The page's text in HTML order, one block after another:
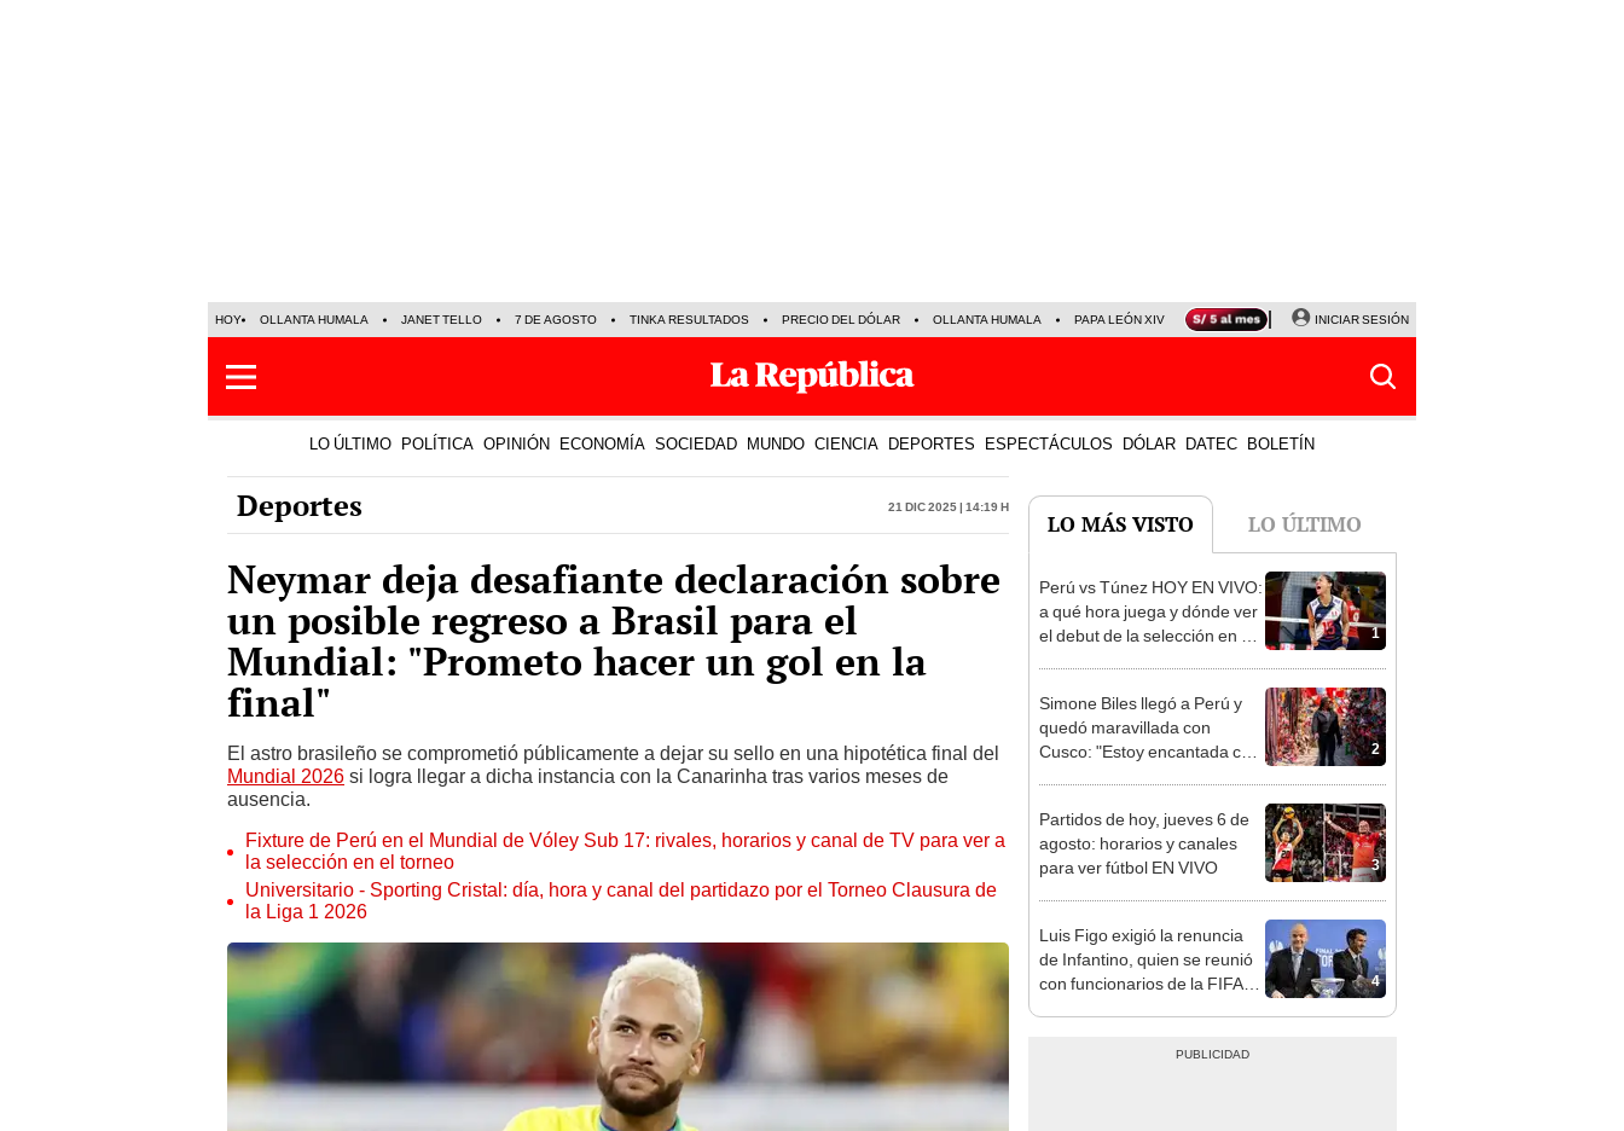
HOY OLLANTA HUMALA JANET TELLO 7 DE AGOSTO TINKA RESULTADOS PRECIO DEL DÓLAR OLLANTA HUMALA PAPA LEÓN XIV NALDY SALDAÑA LA BELLA LUZ
INICIAR SESIÓN
LO ÚLTIMO POLÍTICA OPINIÓN ECONOMÍA SOCIEDAD MUNDO CIENCIA DEPORTES ESPECTÁCULOS DÓLAR DATEC BOLETÍN
Deportes 21 Dic 2025 | 14:19 h
Neymar deja desafiante declaración sobre
un posible regreso a Brasil para el
Mundial: "Prometo hacer un gol en la
final"
El astro brasileño se comprometió públicamente a dejar su sello en una hipotética final del
Mundial 2026 si logra llegar a dicha instancia con la Canarinha tras varios meses de
ausencia.
Fixture de Perú en el Mundial de Vóley Sub 17: rivales, horarios y canal de TV para ver a
la selección en el torneo
Universitario - Sporting Cristal: día, hora y canal del partidazo por el Torneo Clausura de
la Liga 1 2026
LO MÁS VISTO LO ÚLTIMO
1
Perú vs Túnez HOY EN VIVO:
a qué hora juega y dónde ver
el debut de la selección en el
2
Simone Biles llegó a Perú y
quedó maravillada con
Cusco: "Estoy encantada con
3
Partidos de hoy, jueves 6 de
agosto: horarios y canales
para ver fútbol EN VIVO
4
Luis Figo exigió la renuncia
de Infantino, quien se reunió
con funcionarios de la FIFA